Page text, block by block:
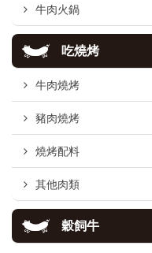
牛肉火鍋
吃燒烤
牛肉燒烤
豬肉燒烤
燒烤配料
其他肉類
穀飼牛